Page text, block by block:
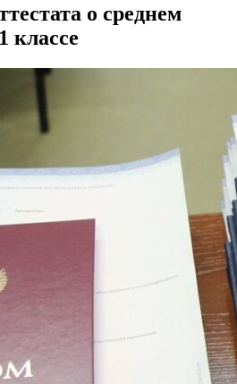
о среднем
классе